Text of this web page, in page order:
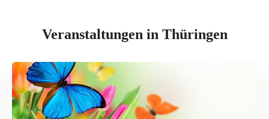
Veranstaltungen in Thüringen